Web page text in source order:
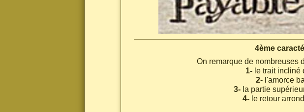
4ème
On remarque de nombreuses
1- le trait incliné
2- l'amorce
3-la partie
4-le retour